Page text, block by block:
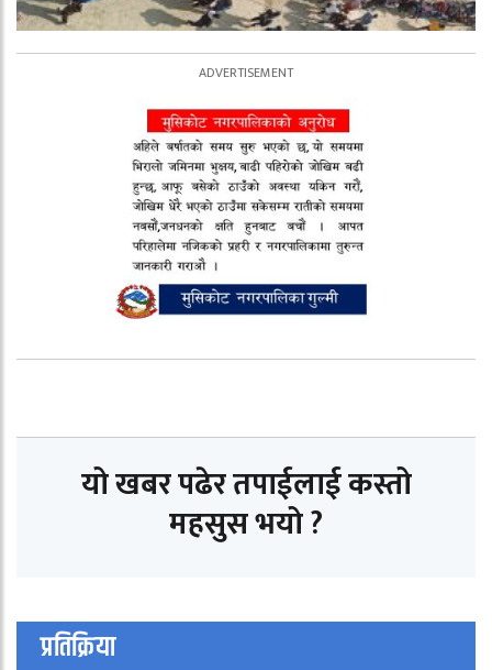
यो खबर पढेर तपाईलाई कस्तो
महसुस भयो ?
प्रतिक्रिया